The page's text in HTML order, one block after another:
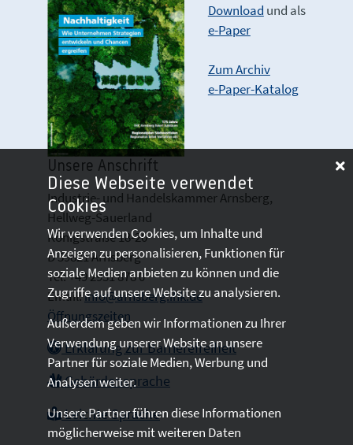
Download und als
e-Paper
Zum Archiv
e-Paper-Katalog
Unsere Anschrift
Industrie- und Handelskammer Arnsberg,
Hellweg-Sauerland
Königstraße 18-20
D 59821 Arnsberg
Tel: +49 2931 878 0
Email:info@arnsberg.ihk.de
Öffnungszeiten
Erklärung zur Barrierefreiheit
Gebärdensprache
Leichte Sprache
Diese Webseite verwendet
Cookies
Wir verwenden Cookies, um Inhalte und
Anzeigen zu personalisieren, Funktionen für
soziale Medien anbieten zu können und die
Zugriffe auf unsere Website zu analysieren.
Außerdem geben wir Informationen zu Ihrer
Verwendung unserer Website an unsere
Partner für soziale Medien, Werbung und
Analysen weiter.
Unsere Partner führen diese Informationen
möglicherweise mit weiteren Daten